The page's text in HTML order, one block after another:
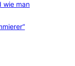
wie man